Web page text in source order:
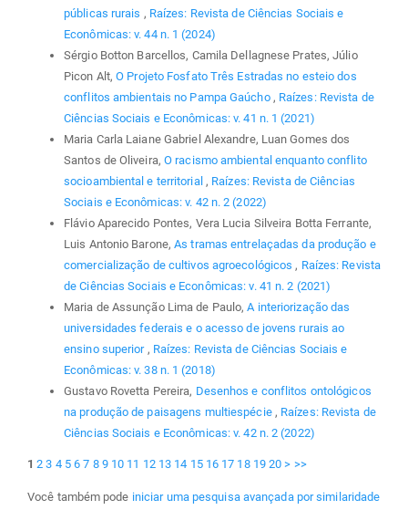
públicas rurais , Raízes: Revista de Ciências Sociais e
Econômicas: v. 44 n. 1 (2024)
Sérgio Botton Barcellos, Camila Dellagnese Prates, Júlio
Picon Alt,O Projeto Fosfato Três Estradas no esteio dos
conflitos ambientais no Pampa Gaúcho , Raízes: Revista de
Ciências Sociais e Econômicas: v. 41 n. 1 (2021)
Maria Carla Laiane Gabriel Alexandre, Luan Gomes dos
Santos de Oliveira, O racismo ambiental enquanto conflito
socioambiental e territorial , Raízes: Revista de Ciências
Sociais e Econômicas: v. 42 n. 2 (2022)
Flávio Aparecido Pontes, Vera Lucia Silveira Botta Ferrante,
Luis Antonio Barone,As tramas entrelaçadas da produção e
comercialização de cultivos agroecológicos , Raízes: Revista
de Ciências Sociais e Econômicas: v. 41 n. 2 (2021)
Maria de Assunção Lima de Paulo,A interiorização das
universidades federais e o acesso de jovens rurais ao
ensino superior , Raízes: Revista de Ciências Sociais e
Econômicas: v. 38 n. 1 (2018)
Gustavo Rovetta Pereira, Desenhos e conflitos ontológicos
na produção de paisagens multiespécie , Raízes: Revista de
Ciências Sociais e Econômicas: v. 42 n. 2 (2022)
1 2 3 4 5 6 7 8 9 10 11 12 13 14 15 16 17 18 19 20 > >>
Você também pode iniciar uma pesquisa avançada por similaridade